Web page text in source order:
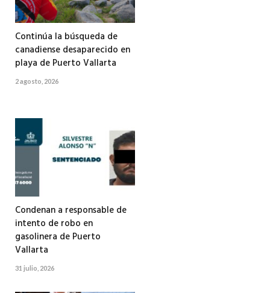
Continúa la búsqueda de
canadiense desaparecido en
playa de Puerto Vallarta
2 agosto, 2026
Condenan a responsable de
intento de robo en
gasolinera de Puerto
Vallarta
31 julio, 2026